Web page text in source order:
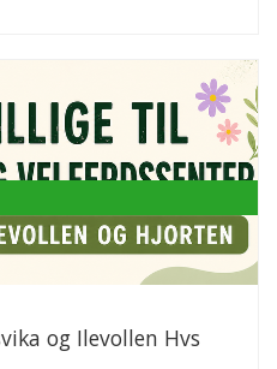
og Ilevollen Hvs